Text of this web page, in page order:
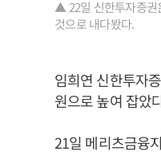
▲ 22일 신한투자증권
것으로 내다봤다.
임희연 신한투자
원으로 높여 잡았
21일 메리츠금융